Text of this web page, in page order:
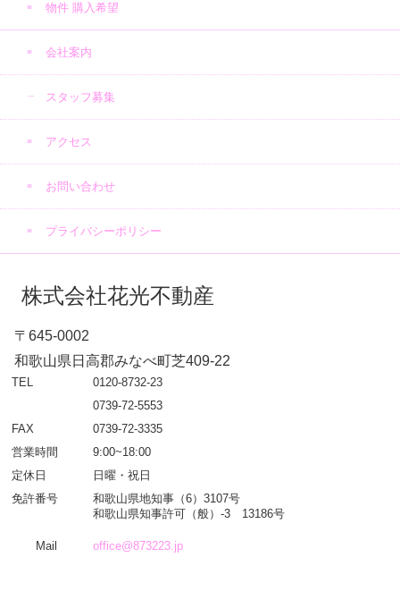
物件 購入希望
会社案内
スタッフ募集
アクセス
お問い合わせ
プライバシーポリシー
株式会社花光不動産
〒645-0002
和歌山県日高郡みなべ町芝409-22
TEL
0120-8732-23
0739-72-5553
FAX
0739-72-3335
営業時間
9:00~18:00
定休日
日曜・祝日
免許番号
和歌山県地知事（6）3107号
和歌山県知事許可（般）-3 13186号
Mail office@873223.jp